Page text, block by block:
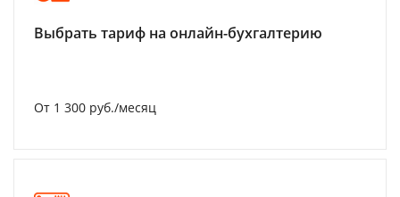
Выбрать тариф на онлайн-бухгалтерию
От 1 300 руб./месяц